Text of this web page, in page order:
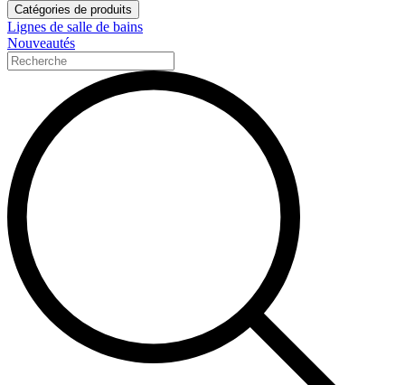
Catégories de produits
Lignes de salle de bains
Nouveautés